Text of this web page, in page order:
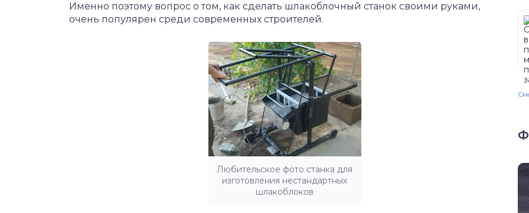
Именно поэтому вопрос о том, как сделать шлакоблочный станок своими руками,
очень популярен среди современных строителей.
Любительское фото станка для
изготовления нестандартных
шлакоблоков